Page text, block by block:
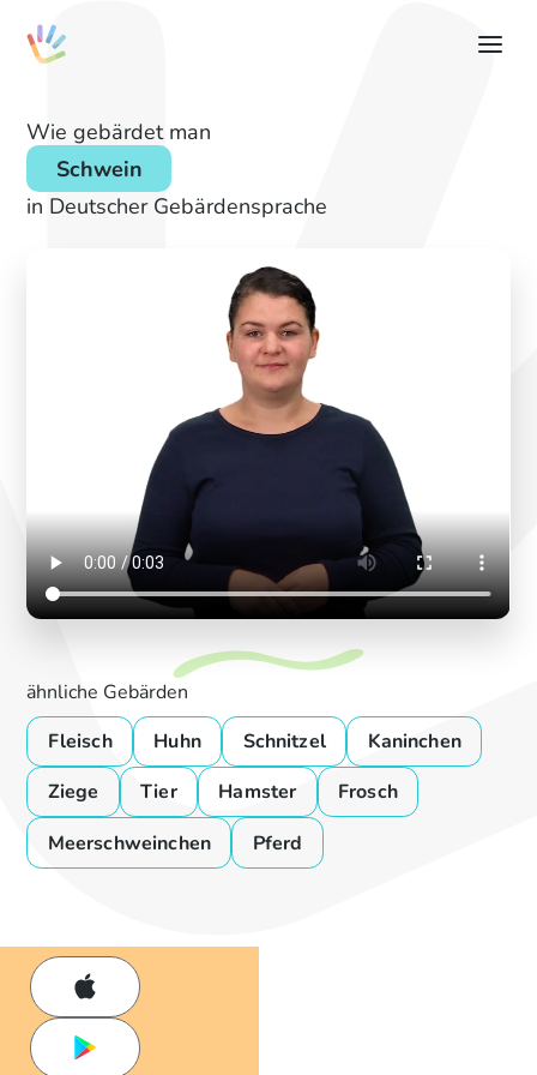
Wie gebärdet man
Schwein
in Deutscher Gebärdensprache
ähnliche Gebärden
Fleisch
Huhn Schnitzel
Kaninchen
Ziege
Tier Hamster
Frosch
Meerschweinchen
Pferd